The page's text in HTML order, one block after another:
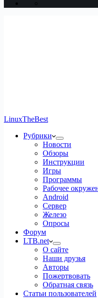
LinuxTheBest
Рубрики
Новости
Обзоры
Инструкции
Игры
Программы
Рабочее
Android
Сервер
Железо
Опросы
Форум
LTB.net
О сайте
Наши друзья
Авторы
Пожертвовать
Обратная связь
Статьи пользователей